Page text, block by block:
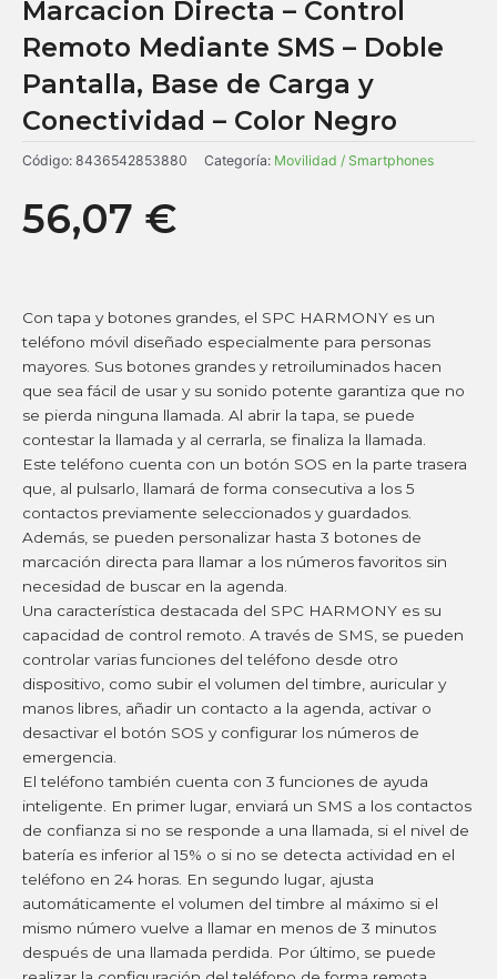
Marcacion Directa – Control
Remoto Mediante SMS – Doble
Pantalla, Base de Carga y
Conectividad – Color Negro
Código: 8436542853880 Categoría: Movilidad / Smartphones
56,07 €
Con tapa y botones grandes, el SPC HARMONY es un
teléfono móvil diseñado especialmente para personas
mayores. Sus botones grandes y retroiluminados hacen
que sea fácil de usar y su sonido potente garantiza que no
se pierda ninguna llamada. Al abrir la tapa, se puede
contestar la llamada y al cerrarla, se finaliza la llamada.
Este teléfono cuenta con un botón SOS en la parte trasera
que, al pulsarlo, llamará de forma consecutiva a los 5
contactos previamente seleccionados y guardados.
Además, se pueden personalizar hasta 3 botones de
marcación directa para llamar a los números favoritos sin
necesidad de buscar en la agenda.
Una característica destacada del SPC HARMONY es su
capacidad de control remoto. A través de SMS, se pueden
controlar varias funciones del teléfono desde otro
dispositivo, como subir el volumen del timbre, auricular y
manos libres, añadir un contacto a la agenda, activar o
desactivar el botón SOS y configurar los números de
emergencia.
El teléfono también cuenta con 3 funciones de ayuda
inteligente. En primer lugar, enviará un SMS a los contactos
de confianza si no se responde a una llamada, si el nivel de
batería es inferior al 15% o si no se detecta actividad en el
teléfono en 24 horas. En segundo lugar, ajusta
automáticamente el volumen del timbre al máximo si el
mismo número vuelve a llamar en menos de 3 minutos
después de una llamada perdida. Por último, se puede